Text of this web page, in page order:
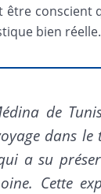
être conscient
bien réelle.
de
dans
a su
Cette